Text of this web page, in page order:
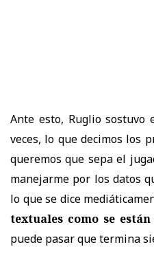
Ante esto, Ruglio sostuvo
veces, lo que decimos los
queremos que sepa el
manejarme por los datos
lo que se dice
textuales como se
puede pasar que termina